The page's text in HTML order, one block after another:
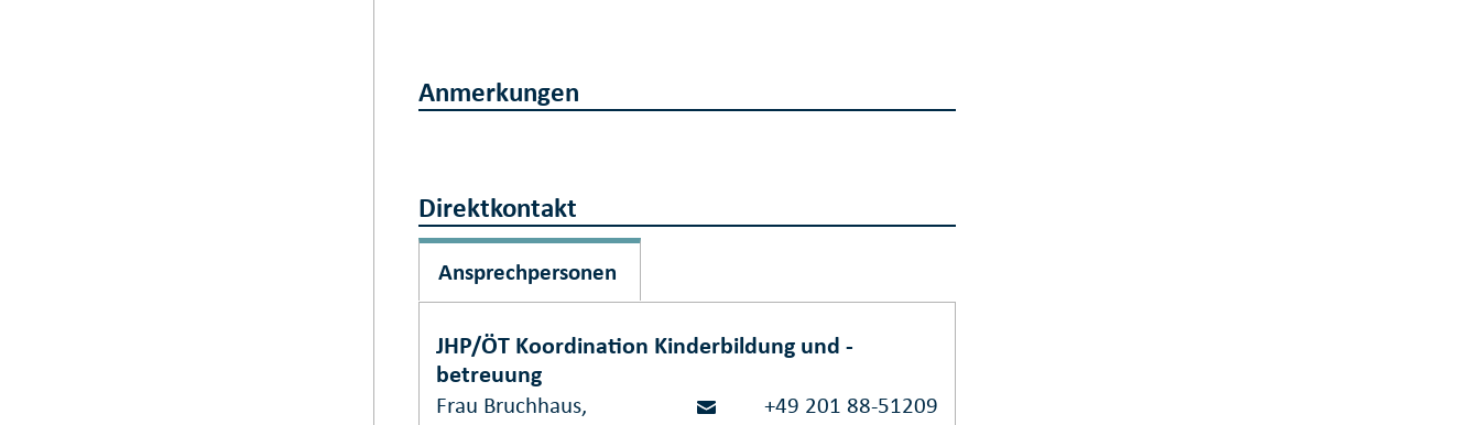
Anmerkungen
Direktkontakt
Ansprechpersonen
JHP/ÖT Koordination Kinderbildung und -
betreuung
Frau Bruchhaus,
+49 201 88-51209